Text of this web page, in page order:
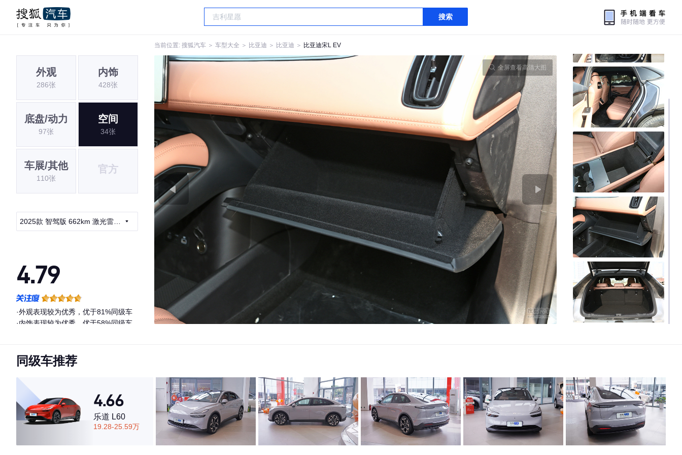
搜索
当前位置: 搜狐汽车 ＞ 车型大全 ＞ 比亚迪 ＞ 比亚迪 ＞ 比亚迪宋L EV
外观
286张
内饰
428张
底盘/动力
97张
空间
34张
车展/其他
110张
官方
2025款 智驾版 662km 激光雷达
4.79
·外观表现较为优秀，优于81%同级车
·内饰表现较为优秀，优于58%同级车
全屏查看高清大图
同级车推荐
4.66
乐道 L60
19.28-25.59万